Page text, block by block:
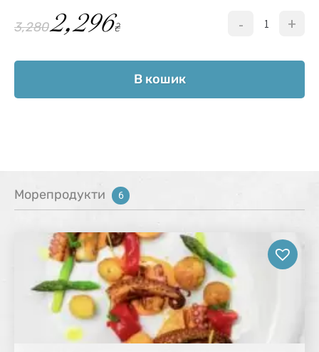
3,2802,296₴ - +
В кошик
Морепродукти 6